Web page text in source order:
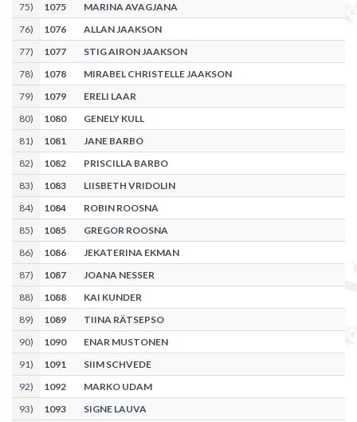
75) 1075
MARINA AVAGJANA
76) 1076
ALLAN JAAKSON
77) 1077
STIG AIRON JAAKSON
78) 1078
MIRABEL CHRISTELLE JAAKSON
79) 1079
ERELI LAAR
80) 1080
GENELY KULL
81) 1081
JANE BARBO
82) 1082
PRISCILLA BARBO
83) 1083
LIISBETH VRIDOLIN
84) 1084
ROBIN ROOSNA
85) 1085
GREGOR ROOSNA
86) 1086
JEKATERINA EKMAN
87) 1087
JOANA NESSER
88) 1088
KAI KUNDER
89) 1089
TIINA RÄTSEPSO
90) 1090
ENAR MUSTONEN
91) 1091
SIIM SCHVEDE
92) 1092
MARKO UDAM
93) 1093 SIGNE LAUVA